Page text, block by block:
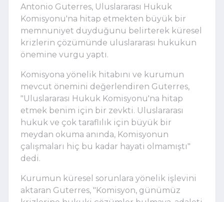
Antonio Guterres, Uluslararası Hukuk
Komisyonu'na hitap etmekten büyük bir
memnuniyet duyduğunu belirterek küresel
krizlerin çözümünde uluslararası hukukun
önemine vurgu yaptı.
Komisyona yönelik hitabını ve kurumun
mevcut önemini değerlendiren Guterres,
"Uluslararası Hukuk Komisyonu'na hitap
etmek benim için bir zevkti. Uluslararası
hukuk ve çok taraflılık için büyük bir
meydan okuma anında, Komisyonun
çalışmaları hiç bu kadar hayati olmamıştı"
dedi.
Kurumun küresel sorunlara yönelik işlevini
aktaran Guterres, "Komisyon, günümüz